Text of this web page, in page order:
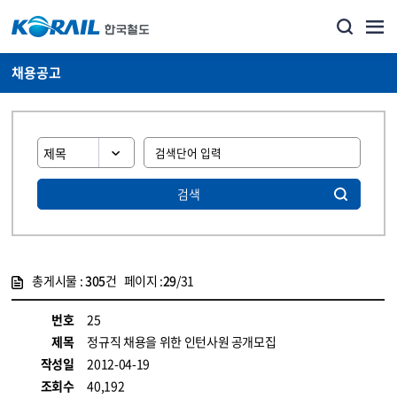
채용공고
검색
총게시물 :305건 페이지 :29/31
번호
25
제목
정규직 채용을 위한 인턴사원 공개모집
작성일
2012-04-19
조회수
40,192